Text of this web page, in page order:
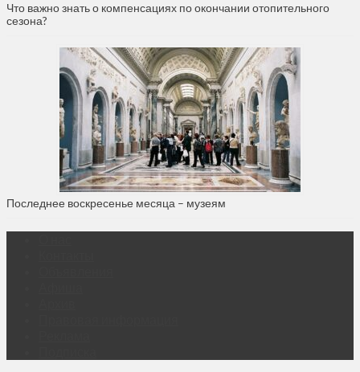
Что важно знать о компенсациях по окончании отопительного
сезона?
Последнее воскресенье месяца – музеям